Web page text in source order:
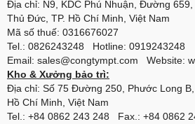
Địa chỉ: N9, KDC Phú Nhuận, Đường 659,
Thủ Đức, TP. Hồ Chí Minh, Việt Nam
Mã số thuế: 0316676027
Tel.: 0826243248 Hotline: 0919243248
Email: sales@congtympt.com Website:
Kho & Xưởng bảo trì:
Địa chỉ: Số 75 Đường 250, Phước Long
Hồ Chí Minh, Việt Nam
Tel.: +84 0862 243 248 Fax.: +84 0862